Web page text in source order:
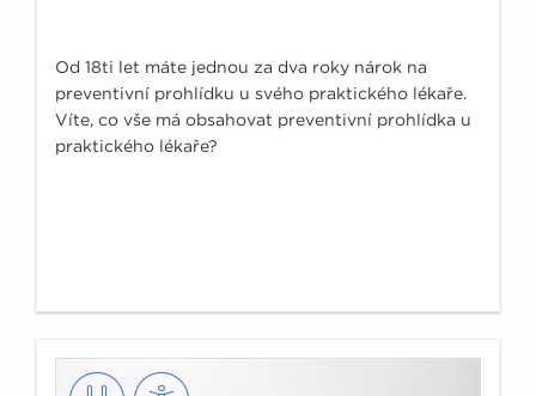
Od 18ti let máte jednou za dva roky nárok na
preventivní prohlídku u svého praktického lékaře.
Víte, co vše má obsahovat preventivní prohlídka u
praktického lékaře?